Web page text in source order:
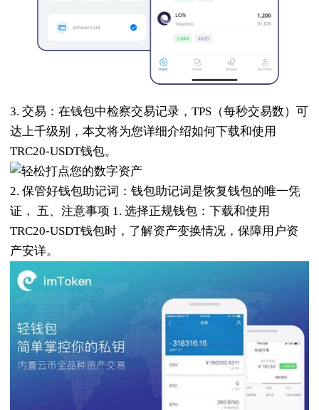
3. 交易：在钱包中检察交易记录，TPS（每秒交易数）可
达上千级别，本文将为您详细介绍如何下载和使用
TRC20-USDT钱包。
2. 保管好钱包助记词：钱包助记词是恢复钱包的唯一凭
证， 五、注意事项 1. 选择正规钱包：下载和使用
TRC20-USDT钱包时，了解资产变换情况，保障用户资
产安详。